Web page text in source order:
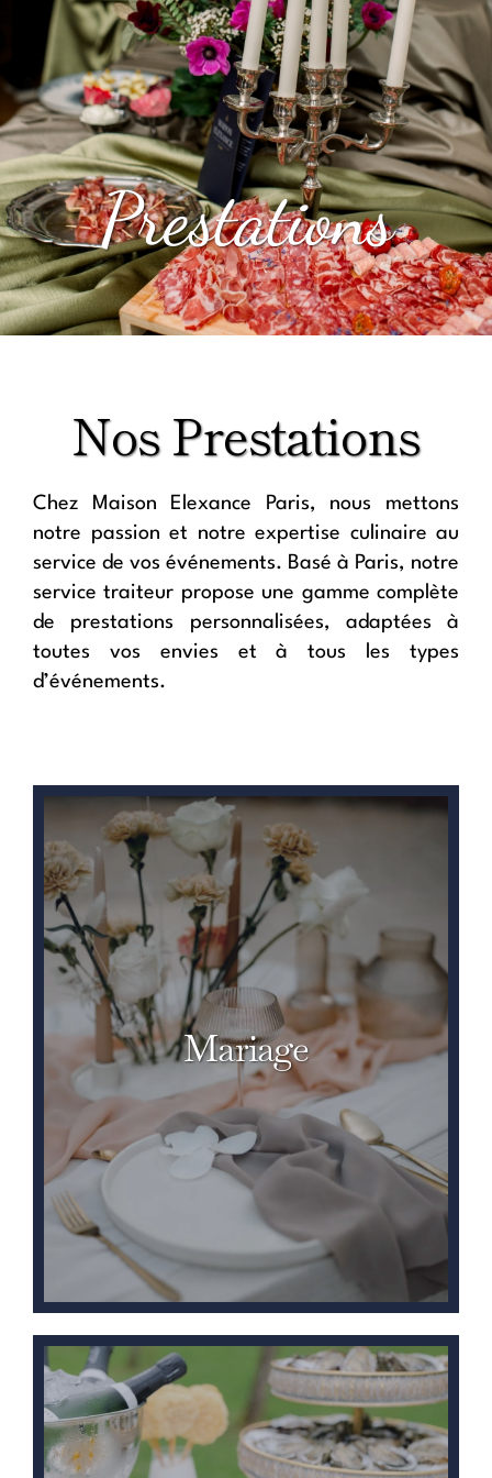
Prestations
Nos Prestations
Chez Maison Elexance Paris, nous mettons
notre passion et notre expertise culinaire au
service de vos événements. Basé à Paris, notre
service traiteur propose une gamme complète
de prestations personnalisées, adaptées à
toutes vos envies et à tous les types
d’événements.
Mariage